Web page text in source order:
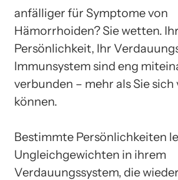
anfälliger für Symptome von
Hämorrhoiden? Sie wetten.
Persönlichkeit, Ihr
Immunsystem sind eng
verbunden – mehr als Sie
können.
Bestimmte Persönlichkeiten
Ungleichgewichten in ihrem
Verdauungssystem, die